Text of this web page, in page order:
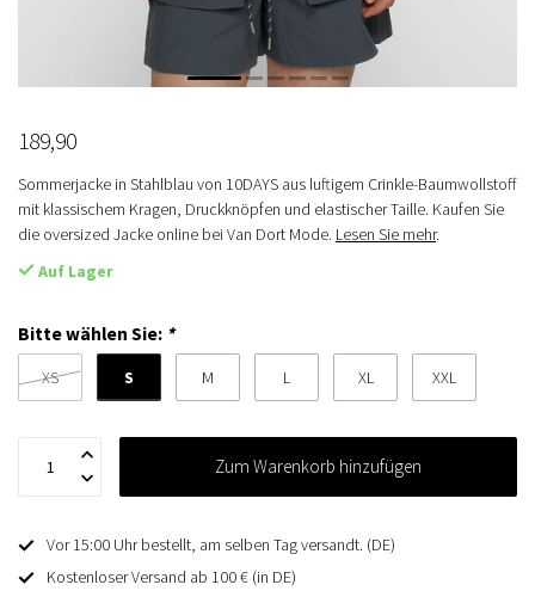
189,90
Sommerjacke in Stahlblau von 10DAYS aus luftigem Crinkle-Baumwollstoff
mit klassischem Kragen, Druckknöpfen und elastischer Taille. Kaufen Sie
die oversized Jacke online bei Van Dort Mode. Lesen Sie mehr.
Auf Lager
Bitte wählen Sie: *
XS S M L XL XXL
Zum Warenkorb hinzufügen
Vor 15:00 Uhr bestellt, am selben Tag versandt. (DE)
Kostenloser Versand ab 100 € (in DE)